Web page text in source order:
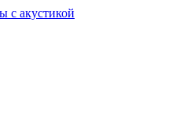
с акустикой